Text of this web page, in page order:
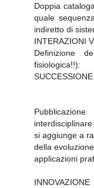
Doppia
quale
indiretto di
INTERAZIONI
Definizione
fisiologica!!):
si aggiunge a
della
applicazioni